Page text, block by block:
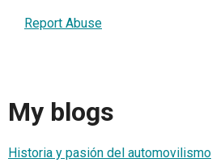
Report Abuse
My blogs
Historia y pasión del automovilismo